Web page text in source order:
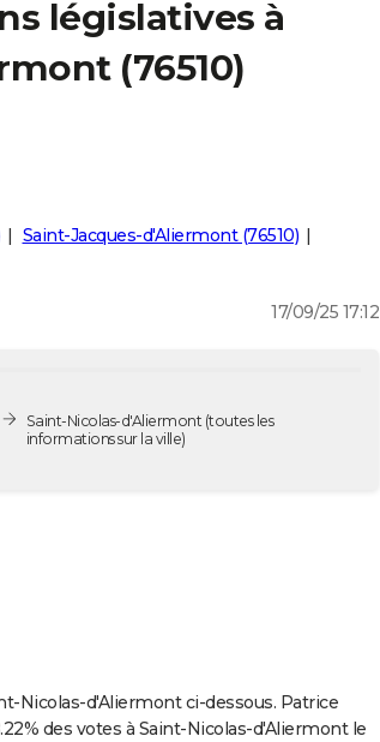
législatives à
(76510)
Saint-Jacques-d'Aliermont (76510)
17/09/25 17:12
Saint-Nicolas-d'Aliermont (toutes les
informations sur la ville)
Nicolas-d'Aliermont ci-dessous. Patrice
des votes à Saint-Nicolas-d'Aliermont le